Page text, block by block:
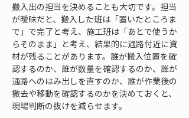
搬入出の担当を決めることも大切です。担当
が曖昧だと、搬入した班は「置いたところま
で」で完了と考え、施工班は「あとで使うか
らそのまま」と考え、結果的に通路付近に資
材が残ることがあります。誰が搬入位置を確
認するのか、誰が数量を確認するのか、誰が
通路へのはみ出しを直すのか、誰が作業後の
撤去や移動を確認するのかを決めておくと、
現場判断の抜けを減らせます。